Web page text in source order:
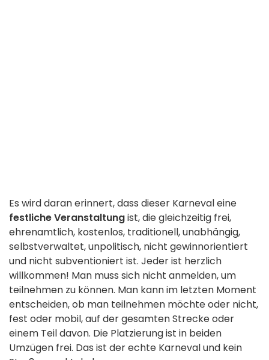
Es wird daran erinnert, dass dieser Karneval eine
festliche Veranstaltungist, die gleichzeitig frei,
ehrenamtlich, kostenlos, traditionell, unabhängig,
selbstverwaltet, unpolitisch, nicht gewinnorientiert
und nicht subventioniert ist. Jeder ist herzlich
willkommen! Man muss sich nicht anmelden, um
teilnehmen zu können. Man kann im letzten Moment
entscheiden, ob man teilnehmen möchte oder nicht,
fest oder mobil, auf der gesamten Strecke oder
einem Teil davon. Die Platzierung ist in beiden
Umzügen frei. Das ist der echte Karneval und kein